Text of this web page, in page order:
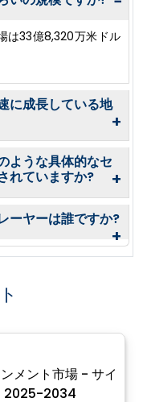
は33億8,320万米ドル
に成長している地
+
ような具体的なセ
れていますか?
+
ーヤーは誰ですか?
+
メント市場 - サイ
2025-2034